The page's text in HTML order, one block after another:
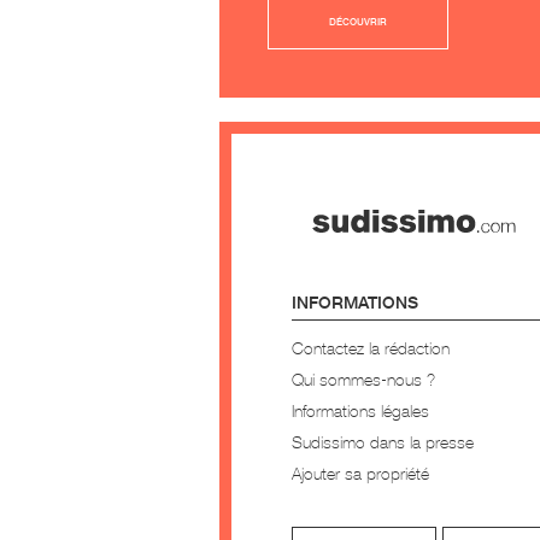
DÉCOUVRIR
INFORMATIONS
Contactez la rédaction
Qui sommes-nous ?
Informations légales
Sudissimo dans la presse
Ajouter sa propriété